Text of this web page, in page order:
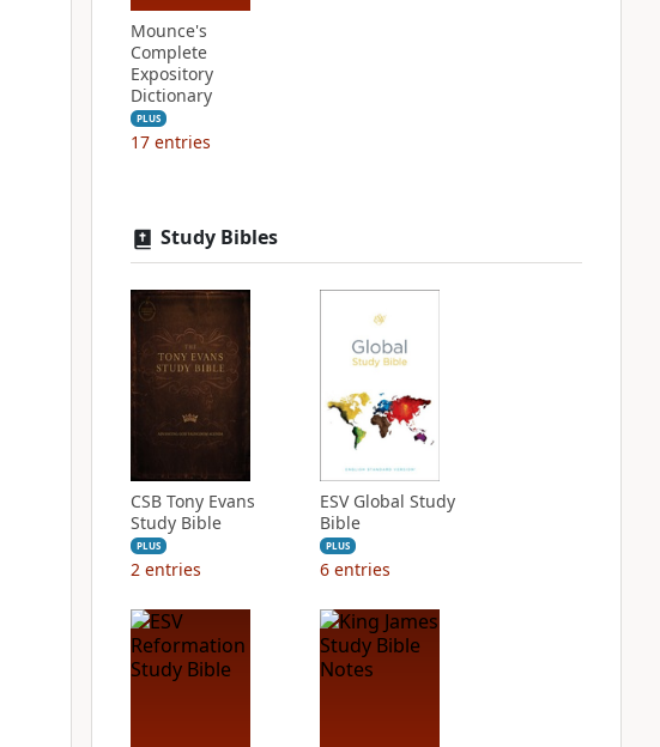
Mounce's
Complete
Expository
Dictionary
PLUS
17 entries
Study Bibles
CSB Tony Evans
Study Bible
PLUS
2 entries
ESV Global Study
Bible
PLUS
6 entries